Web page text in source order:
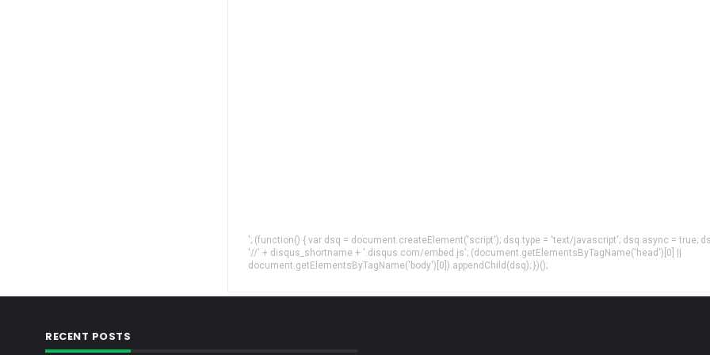
'; (function() { var dsq = document.createElement('script'); dsq.type = 'text/javascript'; dsq.async = true;
'//' + disqus_shortname + '.disqus.com/embed.js'; (document.getElementsByTagName('head')[0] ||
document.getElementsByTagName('body')[0]).appendChild(dsq); })();
RECENT POSTS